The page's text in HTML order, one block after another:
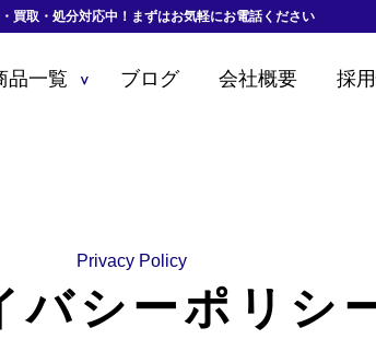
買取・処分対応中！まずはお気軽にお電話ください
品一覧 ＞ ブログ 会社概要 採
Privacy Policy
バシーポリシ